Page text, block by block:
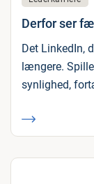
Derfor ser
Det LinkedIn,
længere.
synlighed,